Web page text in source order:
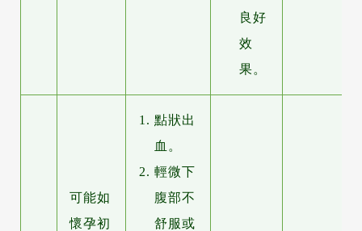
良好
效
果。
可能如
懷孕初
點狀出
血。
輕微下
腹部不
舒服或